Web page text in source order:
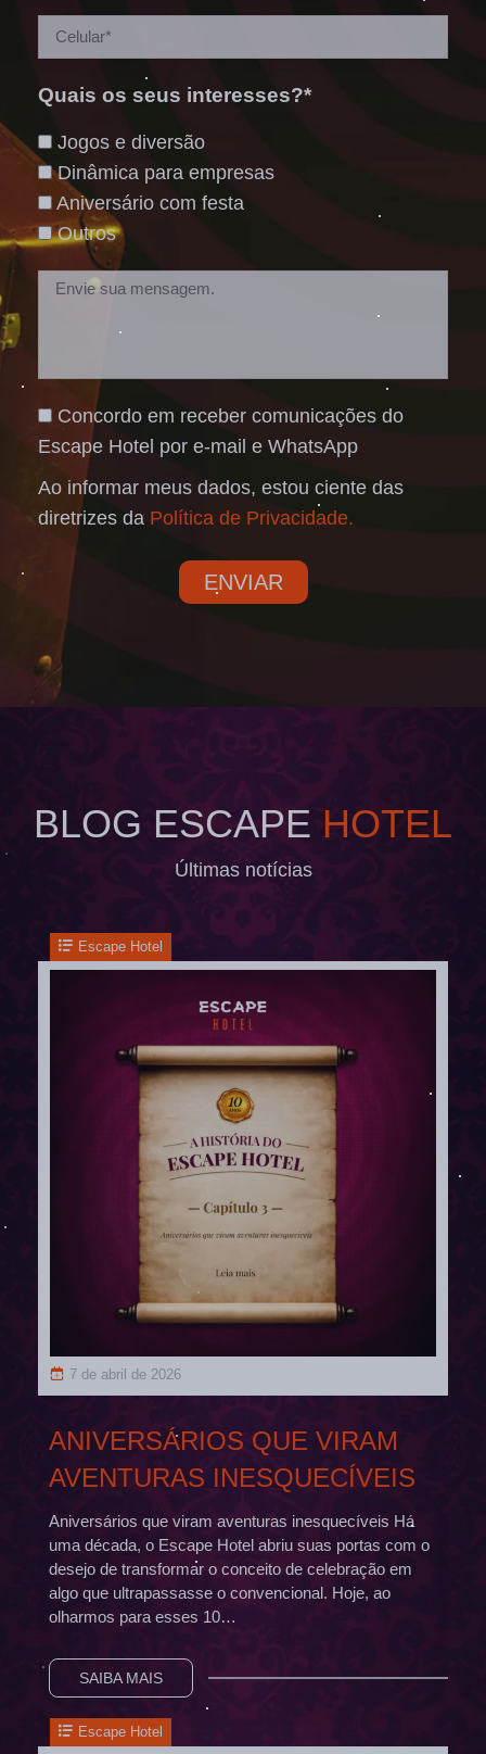
Quais os seus interesses?*
Jogos e diversão
Dinâmica para empresas
Aniversário com festa
Outros
Concordo em receber comunicações do
Escape Hotel por e-mail e WhatsApp
Ao informar meus dados, estou ciente das
diretrizes da Política de Privacidade.
BLOG ESCAPE HOTEL
Últimas notícias
Escape Hotel
7 de abril de 2026
ANIVERSÁRIOS QUE VIRAM
AVENTURAS INESQUECÍVEIS
Aniversários que viram aventuras inesquecíveis Há
uma década, o Escape Hotel abriu suas portas com o
desejo de transformar o conceito de celebração em
algo que ultrapassasse o convencional. Hoje, ao
olharmos para esses 10…
SAIBA MAIS
Escape Hotel